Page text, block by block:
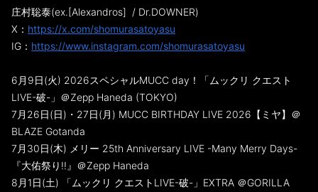
庄村聡泰(ex.[Alexandros] / Dr.DOWNER)
X： https://x.com/shomurasatoyasu
IG： https://www.instagram.com/shomurasatoyasu
6月9日(火) 2026スペシャルMUCC day！「ムックリ クエスト
LIVE-破-」＠Zepp Haneda (TOKYO)
7月26日(日)・27日(月) MUCC BIRTHDAY LIVE 2026【ミヤ】＠
BLAZE Gotanda
7月30日(木) メリー 25th Anniversary LIVE -Many Merry Days-
『大佑祭り!!』＠Zepp Haneda
8月1日(土) 「ムックリ クエストLIVE-破-」EXTRA ＠GORILLA